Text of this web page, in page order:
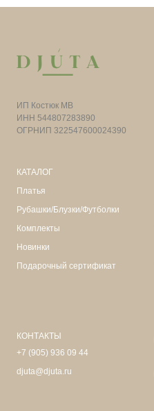
ИП Костюк МВ
ИНН 544807283890
ОГРНИП 322547600024390
КАТАЛОГ
Платья
Рубашки/Блузки/Футболки
Комплекты
Новинки
Подарочный сертификат
КОНТАКТЫ
+7 (905) 936 09 44
djuta@djuta.ru